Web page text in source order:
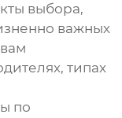
выбора,
важных
типах
по